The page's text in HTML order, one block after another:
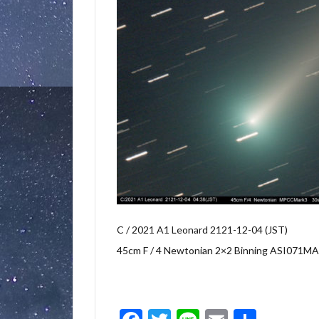
C / 2021 A1 Leonard 2121-12-04 (JST)
45cm F / 4 Newtonian 2×2 Binning